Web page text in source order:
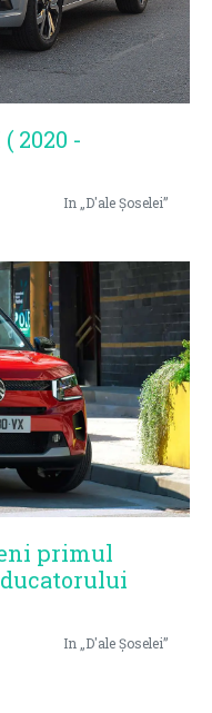
2020 -
In „D'ale Șoselei”
primul
In „D'ale Șoselei”